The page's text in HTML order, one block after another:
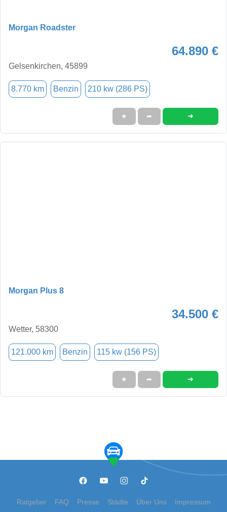
Morgan Roadster
64.890 €
Gelsenkirchen, 45899
8.770 km Benzin 210 kw (286 PS)
★ ➦ ➜
Morgan Plus 8
34.500 €
Wetter, 58300
121.000 km Benzin 115 kw (156 PS)
★ ➦ ➜
Ratgeber FAQ Presse Städte Über Uns Impressum